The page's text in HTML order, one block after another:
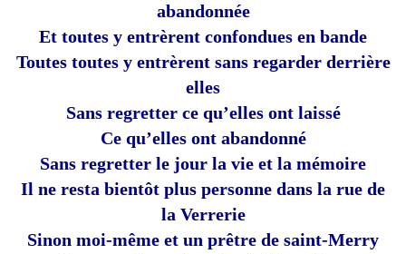
abandonnée
Et toutes y entrèrent confondues en bande
Toutes toutes y entrèrent sans regarder derrière
elles
Sans regretter ce qu’elles ont laissé
Ce qu’elles ont abandonné
Sans regretter le jour la vie et la mémoire
Il ne resta bientôt plus personne dans la rue de
la Verrerie
Sinon moi-même et un prêtre de saint-Merry